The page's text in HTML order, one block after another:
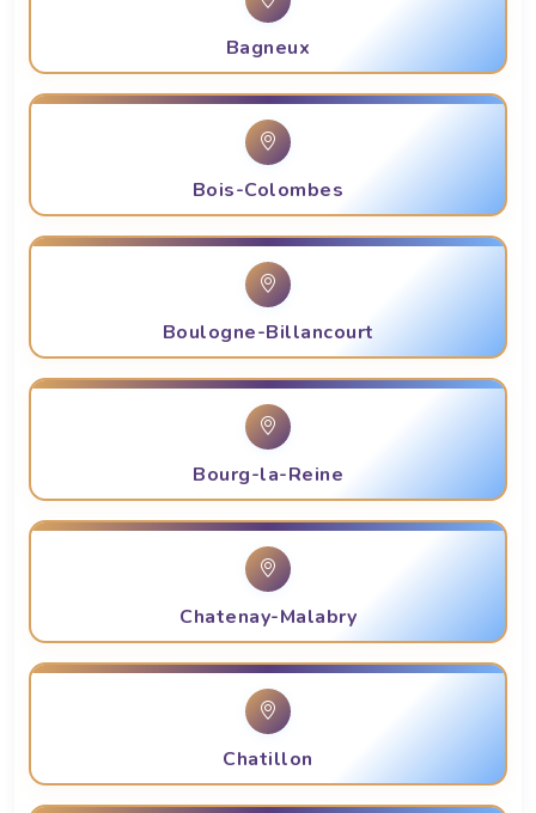
Bagneux
Bois-Colombes
Boulogne-Billancourt
Bourg-la-Reine
Chatenay-Malabry
Chatillon